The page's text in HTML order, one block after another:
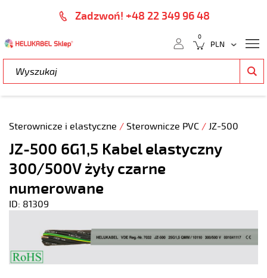
Zadzwoń! +48 22 349 96 48
0
Sterownicze i elastyczne / Sterownicze PVC / JZ-500
JZ-500 6G1,5 Kabel elastyczny
300/500V żyły czarne
numerowane
ID: 81309